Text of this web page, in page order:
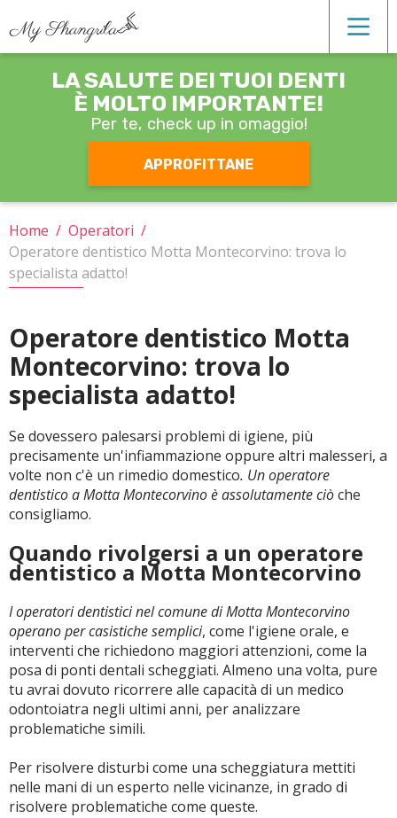
Estetica dentale
Operatori
Ortodonzia
Protesi
CERCA
LA SALUTE DEI TUOI DENTI
È MOLTO IMPORTANTE!
Per te, check up in omaggio!
APPROFITTANE
Home / Operatori /
Operatore dentistico Motta Montecorvino: trova lo
specialista adatto!
Operatore dentistico Motta
Montecorvino: trova lo
specialista adatto!
Se dovessero palesarsi problemi di igiene, più
precisamente un'infiammazione oppure altri malesseri, a
volte non c'è un rimedio domestico. Un operatore
dentistico a Motta Montecorvino è assolutamente ciòche
consigliamo.
Quando rivolgersi a un operatore
dentistico a Motta Montecorvino
I operatori dentistici nel comune di Motta Montecorvino
operano per casistiche semplici, come l'igiene orale, e
interventi che richiedono maggiori attenzioni, come la
posa di ponti dentali scheggiati. Almeno una volta, pure
tu avrai dovuto ricorrere alle capacità di un medico
odontoiatra negli ultimi anni, per analizzare
problematiche simili.
Per risolvere disturbi come una scheggiatura mettiti
nelle mani di un esperto nelle vicinanze, in grado di
risolvere problematiche come queste.